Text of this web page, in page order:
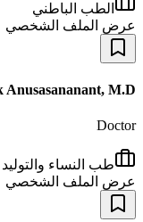
الطب الباطني
عرض الملف الشخصي
Anusasananant, M.D.
Doctor
طب النساء والتوليد
عرض الملف الشخصي